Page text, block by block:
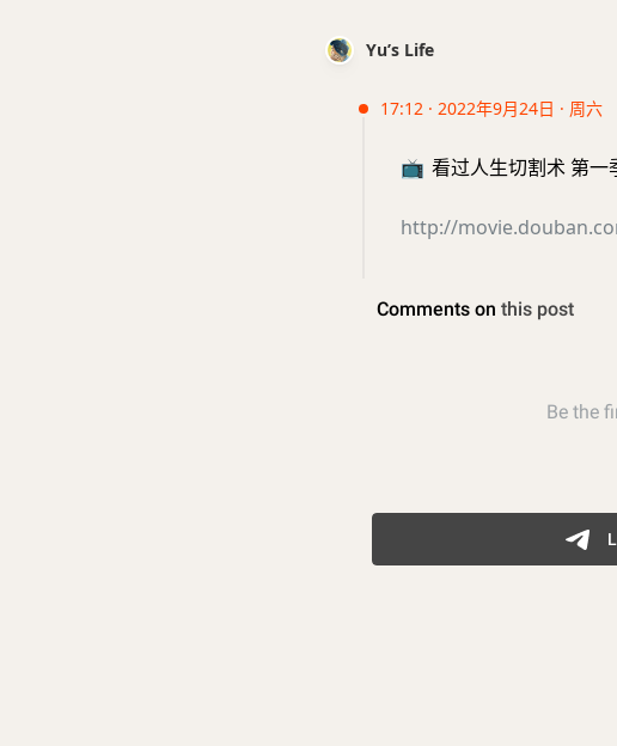
Yu’s Life
17:12 · 2022年9月24日 · 周六
📺 看过人生切割术 第
http://